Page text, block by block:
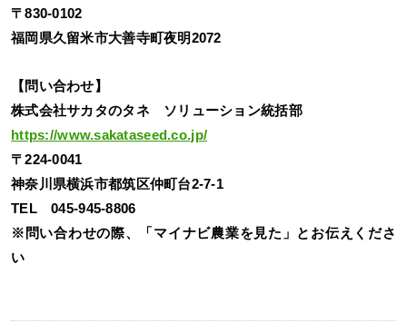
〒830-0102
福岡県久留米市大善寺町夜明2072
【問い合わせ】
株式会社サカタのタネ ソリューション統括部
https://www.sakataseed.co.jp/
〒224-0041
神奈川県横浜市都筑区仲町台2-7-1
TEL 045-945-8806
※問い合わせの際、「マイナビ農業を見た」とお伝えくださ
い